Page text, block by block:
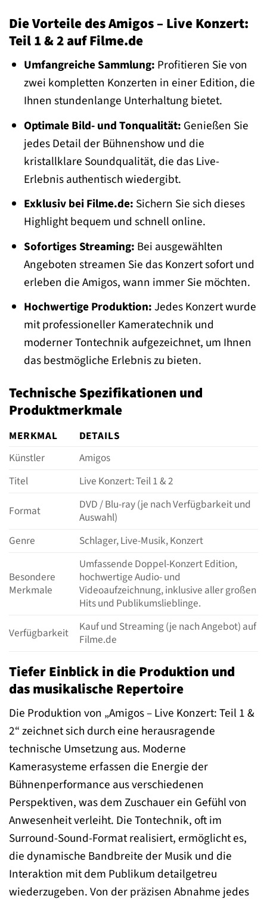
Die Vorteile des Amigos – Live Konzert:
Teil 1 & 2 auf Filme.de
Umfangreiche Sammlung: Profitieren Sie von
zwei kompletten Konzerten in einer Edition, die
Ihnen stundenlange Unterhaltung bietet.
Optimale Bild- und Tonqualität: Genießen Sie
jedes Detail der Bühnenshow und die
kristallklare Soundqualität, die das Live-
Erlebnis authentisch wiedergibt.
Exklusiv bei Filme.de: Sichern Sie sich dieses
Highlight bequem und schnell online.
Sofortiges Streaming: Bei ausgewählten
Angeboten streamen Sie das Konzert sofort und
erleben die Amigos, wann immer Sie möchten.
Hochwertige Produktion:Jedes Konzert wurde
mit professioneller Kameratechnik und
moderner Tontechnik aufgezeichnet, um Ihnen
das bestmögliche Erlebnis zu bieten.
Technische Spezifikationen und
Produktmerkmale
MERKMAL
DETAILS
Künstler
Amigos
Titel
Live Konzert: Teil 1 & 2
Format
DVD / Blu-ray (je nach Verfügbarkeit und
Auswahl)
Genre
Schlager, Live-Musik, Konzert
Besondere
Merkmale
Umfassende Doppel-Konzert Edition,
hochwertige Audio- und
Videoaufzeichnung, inklusive aller großen
Hits und Publikumslieblinge.
Verfügbarkeit
Kauf und Streaming (je nach Angebot) auf
Filme.de
Tiefer Einblick in die Produktion und
das musikalische Repertoire
Die Produktion von „Amigos – Live Konzert: Teil 1 &
2“ zeichnet sich durch eine herausragende
technische Umsetzung aus. Moderne
Kamerasysteme erfassen die Energie der
Bühnenperformance aus verschiedenen
Perspektiven, was dem Zuschauer ein Gefühl von
Anwesenheit verleiht. Die Tontechnik, oft im
Surround-Sound-Format realisiert, ermöglicht es,
die dynamische Bandbreite der Musik und die
Interaktion mit dem Publikum detailgetreu
wiederzugeben. Von der präzisen Abnahme jedes